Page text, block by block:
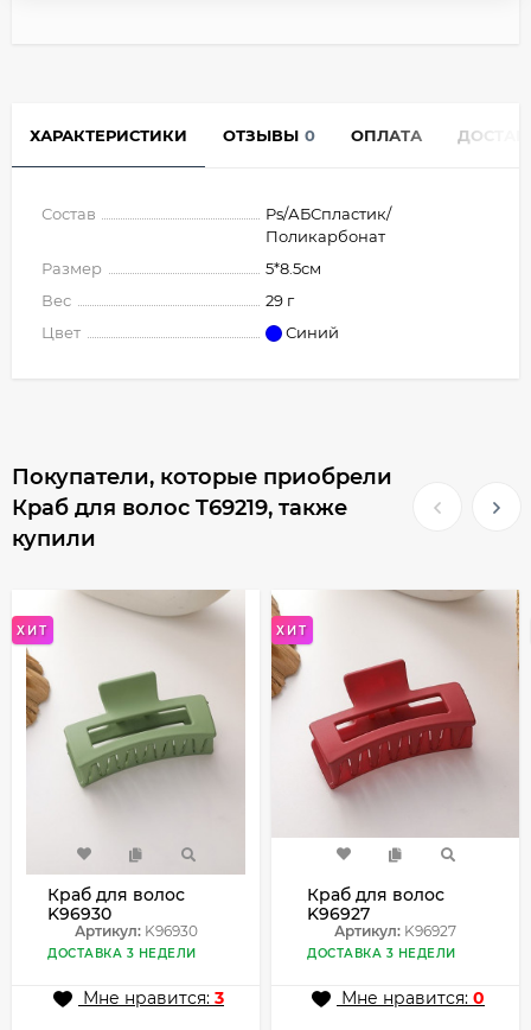
ХАРАКТЕРИСТИКИ ОТЗЫВЫ 0 ОПЛАТА
Состав
Ps/АБСпластик/
Поликарбонат
Размер
5*8.5см
Вес
29 г
Цвет
Синий
Покупатели, которые приобрели
Краб для волос T69219, также
купили
ХИТ
Краб для волос
K96930
Артикул:K96930
ДОСТАВКА 3 НЕДЕЛИ
Мне нравится: 3
ХИТ
Краб для волос
K96927
Артикул: K96927
ДОСТАВКА 3 НЕДЕЛИ
Мне нравится: 0